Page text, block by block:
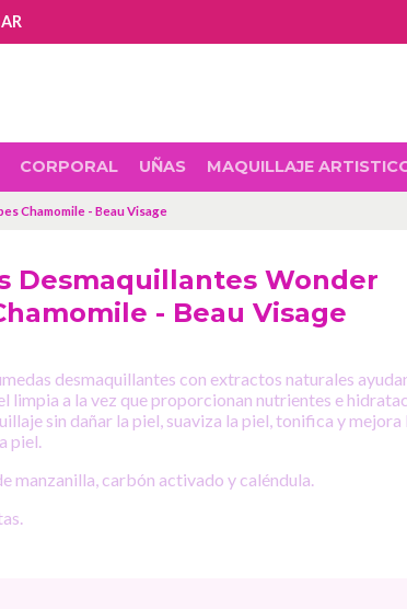
CORPORAL UÑAS MAQUILLAJE
Chamomile - Beau Visage
Desmaquillantes Wonder
- Beau Visage
desmaquillantes con extractos naturales
limpia a la vez que proporcionan nutrientes e
sin dañar la piel, suaviza la piel, tonifica y mejora
piel.
manzanilla, carbón activado y caléndula.